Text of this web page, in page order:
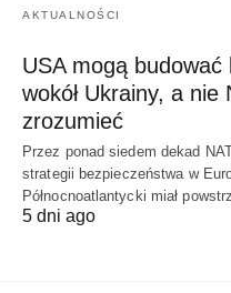
AKTUALNOŚCI
USA mogą
wokół Ukrainy, a
zrozumieć
Przez ponad siedem dekad
strategii bezpieczeństwa w
Północnoatlantycki miał
5 dni ago